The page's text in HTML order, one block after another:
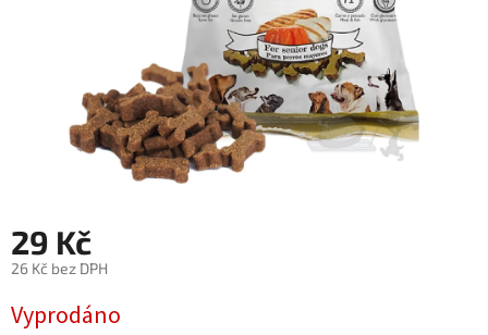
29 Kč
26 Kč bez DPH
cena:
Vyprodáno